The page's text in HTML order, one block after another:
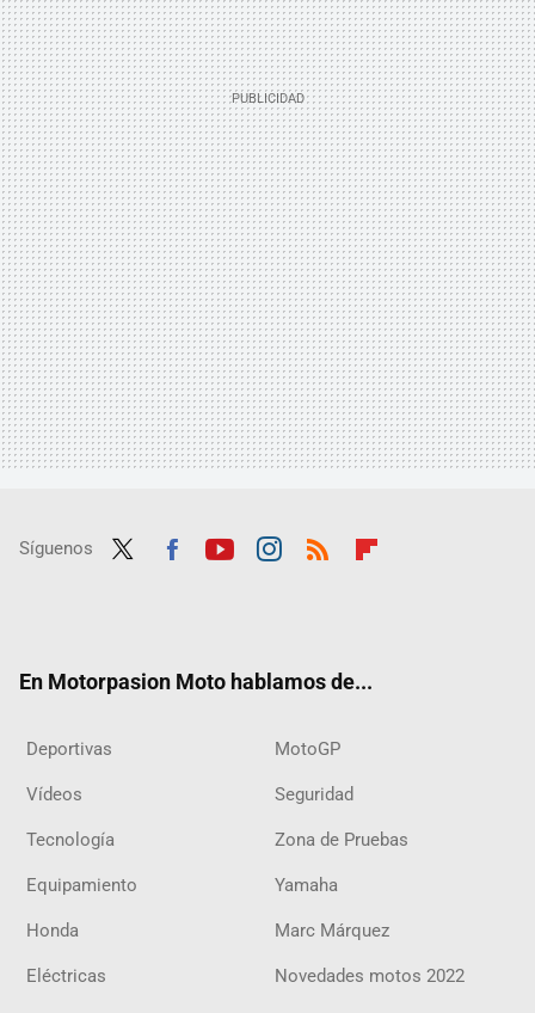
Síguenos
En Motorpasion Moto hablamos de...
Deportivas MotoGP
Vídeos Seguridad
Tecnología Zona de Pruebas
Equipamiento Yamaha
Honda Marc Márquez
Eléctricas Novedades motos 2022